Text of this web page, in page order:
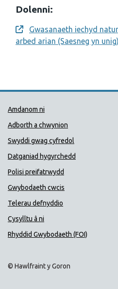
Dolenni:
Opens a new window
Gwasanaeth iechyd
arbed arian (Saesneg yn unig)
Dolenni Cymorth
Amdanom ni
Adborth a chwynion
Swyddi gwag cyfredol
Datganiad hygyrchedd
Polisi preifatrwydd
Gwybodaeth cwcis
Telerau defnyddio
Cysylltu â ni
Rhyddid Gwybodaeth (FOI)
© Hawlfraint y Goron